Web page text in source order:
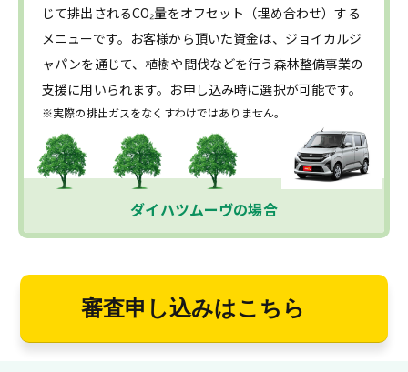
じて排出されるCO₂量をオフセット（埋め合わせ）する
メニューです。お客様から頂いた資金は、ジョイカルジ
ャパンを通じて、植樹や間伐などを行う森林整備事業の
支援に用いられます。お申し込み時に選択が可能です。
※実際の排出ガスをなくすわけではありません。
ダイハツムーヴの場合
審査申し込みはこちら